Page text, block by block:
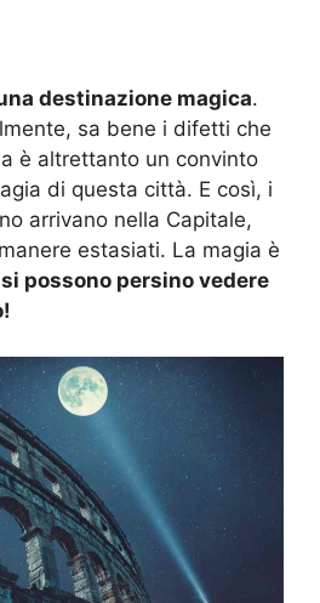
destinazione magica.
sa bene i difetti che
è altrettanto un convinto
di questa città. E così, i
arrivano nella Capitale,
estasiati. La magia è
si possono persino vedere